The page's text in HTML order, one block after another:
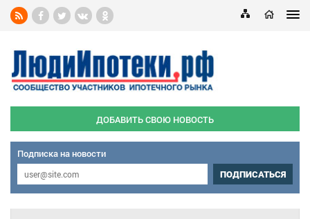
ДОБАВИТЬ СВОЮ НОВОСТЬ
Подписка на новости
ПОДПИСАТЬСЯ